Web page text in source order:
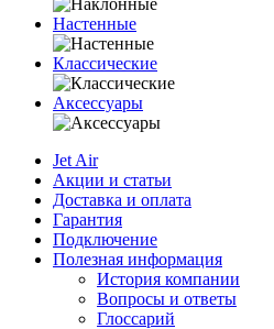
Настенные
Классические
Аксессуары
Jet Air
Акции и статьи
Доставка и оплата
Гарантия
Подключение
Полезная информация
История компании
Вопросы и ответы
Глоссарий